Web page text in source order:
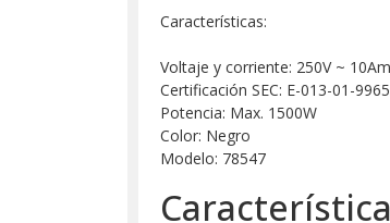
Características:
Voltaje y corriente: 250V ~
Certificación SEC: E-013-01-
Potencia: Max. 1500W
Color: Negro
Modelo: 78547